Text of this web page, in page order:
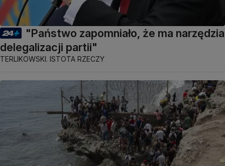
"Państwo zapomniało, że ma narzędzia
delegalizacji partii"
TERLIKOWSKI. ISTOTA RZECZY